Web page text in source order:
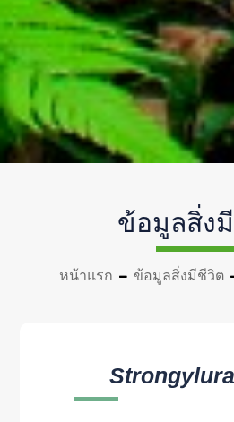
ข้อมูลสิ่ง
หน้าแรก ข้อมูลสิ่งมีชีวิต